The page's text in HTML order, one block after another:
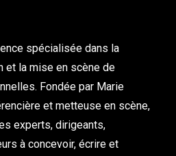
spécialisée dans la
et la mise en scène de
Fondée par Marie
et metteuse en scène,
experts, dirigeants,
à concevoir, écrire et